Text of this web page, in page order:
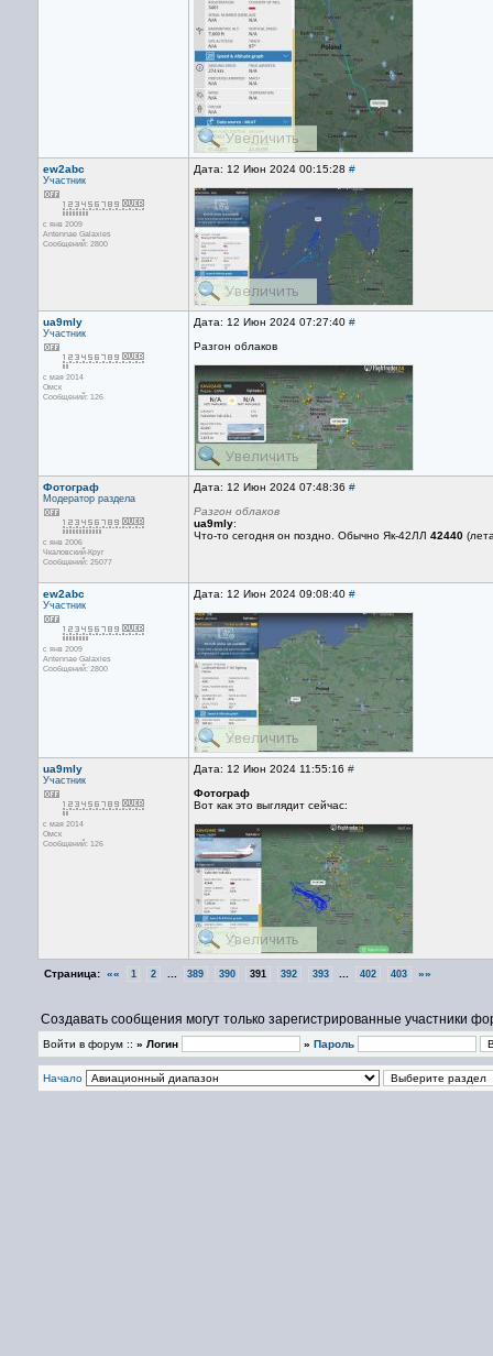
ew2abc
Участник
с янв 2009
Antennae Galaxies
Сообщений: 2800
Дата: 12 Июн 2024 00:15:28 #
ua9mly
Участник
с мая 2014
Омск
Сообщений: 126
Дата: 12 Июн 2024 07:27:40 #
Разгон облаков
Фотограф
Модератор раздела
с янв 2006
Чкаловский-Круг
Сообщений: 25077
Дата: 12 Июн 2024 07:48:36 #
Разгон облаков
ua9mly:
Что-то сегодня он поздно. Обычно Як-42ЛЛ 42440
ew2abc
Участник
с янв 2009
Antennae Galaxies
Сообщений: 2800
Дата: 12 Июн 2024 09:08:40 #
ua9mly
Участник
с мая 2014
Омск
Сообщений: 126
Дата: 12 Июн 2024 11:55:16 #
Фотограф
Вот как это выглядит сейчас:
Страница: «« 1 2 389 390 391 392 393 402 403 »»
Создавать сообщения могут только зарегистрированные участники
Войти в форум :: » Логин » Пароль
Начало